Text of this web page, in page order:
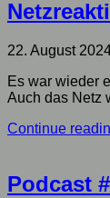
22. August
Es war wieder
Auch das Netz
Continue
Podcast